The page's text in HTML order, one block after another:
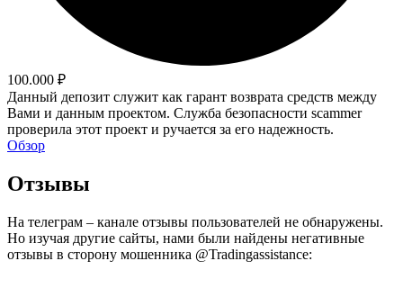
100.000 ₽
Данный депозит служит как гарант возврата средств между
Вами и данным проектом. Служба безопасности scammer
проверила этот проект и ручается за его надежность.
Обзор
Отзывы
На телеграм – канале отзывы пользователей не обнаружены.
Но изучая другие сайты, нами были найдены негативные
отзывы в сторону мошенника @Tradingassistance: